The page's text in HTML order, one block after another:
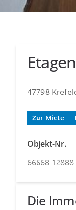
47798
Zur Miete
Objekt-Nr.
66668-12888
Die